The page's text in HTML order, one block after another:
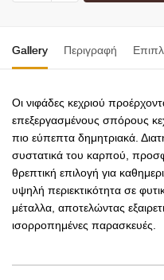
Gallery Περιγραφή
Οι νιφάδες κεχριού
επεξεργασμένους σπόρους
πιο εύπεπτα δημητριακά.
συστατικά του καρπού,
θρεπτική επιλογή για
υψηλή περιεκτικότητα σε
μέταλλα, αποτελώντας
ισορροπημένες παρασκευές.